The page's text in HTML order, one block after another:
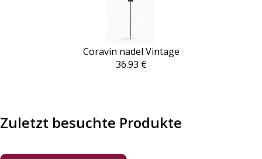
Coravin nadel Vintage
36.93 €
Zuletzt besuchte Produkte